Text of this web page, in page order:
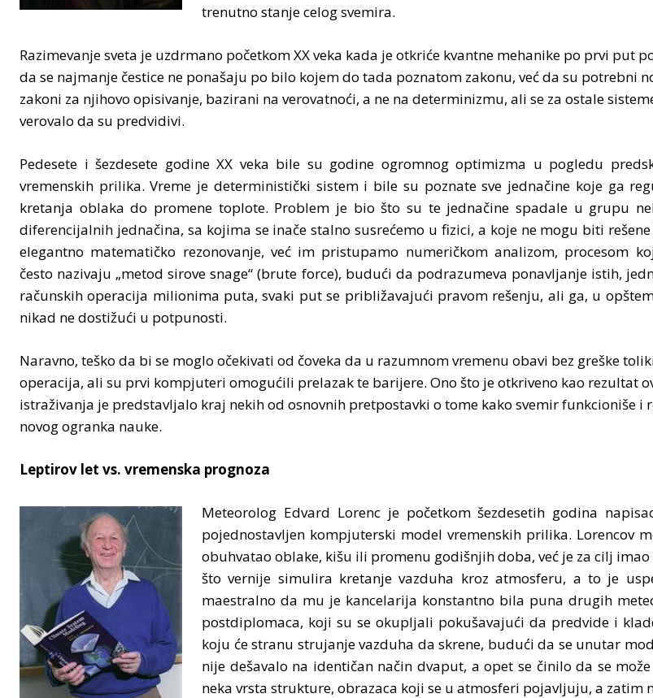
trenutno stanje celog svemira.
Razimevanje sveta je uzdrmano početkom XX veka kada je otkriće kvantne mehanike po prvi put
da se najmanje čestice ne ponašaju po bilo kojem do tada poznatom zakonu, već da su potrebni
zakoni za njihovo opisivanje, bazirani na verovatnoći, a ne na determinizmu, ali se za ostale
verovalo da su predvidivi.
Pedesete i šezdesete godine XX veka bile su godine ogromnog optimizma u pogledu
vremenskih prilika. Vreme je deterministički sistem i bile su poznate sve jednačine koje ga
kretanja oblaka do promene toplote. Problem je bio što su te jednačine spadale u grupu
diferencijalnih jednačina, sa kojima se inače stalno susrećemo u fizici, a koje ne mogu biti
elegantno matematičko rezonovanje, već im pristupamo numeričkom analizom, procesom
često nazivaju „metod sirove snage“ (brute force), budući da podrazumeva ponavljanje istih,
računskih operacija milionima puta, svaki put se približavajući pravom rešenju, ali ga, u
nikad ne dostižući u potpunosti.
Naravno, teško da bi se moglo očekivati od čoveka da u razumnom vremenu obavi bez greške
operacija, ali su prvi kompjuteri omogućili prelazak te barijere. Ono što je otkriveno kao rezultat
istraživanja je predstavljalo kraj nekih od osnovnih pretpostavki o tome kako svemir funkcioniše i
novog ogranka nauke.
Leptirov let vs. vremenska prognoza
Meteorolog Edvard Lorenc je početkom šezdesetih godina
pojednostavljen kompjuterski model vremenskih prilika. Lorencov
obuhvatao oblake, kišu ili promenu godišnjih doba, već je za cilj imao
što vernije simulira kretanje vazduha kroz atmosferu, a to je
maestralno da mu je kancelarija konstantno bila puna drugih
postdiplomaca, koji su se okupljali pokušavajući da predvide i
koju će stranu strujanje vazduha da skrene, budući da se unutar
nije dešavalo na identičan način dvaput, a opet se činilo da se
neka vrsta strukture, obrazaca koji se u atmosferi pojavljuju, a zatim